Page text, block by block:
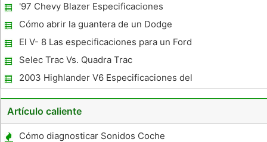
'97 Chevy Blazer Especificaciones
Cómo abrir la guantera de un Dodge
Durango 1999
El V- 8 Las especificaciones para un Ford
Explorer XLT AWD 1998
Selec Trac Vs. Quadra Trac
2003 Highlander V6 Especificaciones del
motor
Artículo caliente
Cómo diagnosticar Sonidos Coche